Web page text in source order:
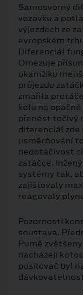
Samosvorný
vozovku a
výjezdech ze
evropském
Diferenciál
Omezuje
okamžiku
průjezdu
zmařila
kolu na
přenést točivý
diferenciál
usměrňování
nedotáčivost
zatáčce.
systémy tak,
zajišťovaly
reagovaly
Pozornosti
soustava.
Pumě
nacházejí
posilovač byl